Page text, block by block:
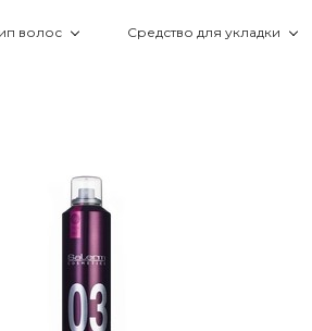
волос
тонкие
Средство для укладки